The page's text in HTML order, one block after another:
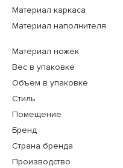
Материал каркаса
Материал наполнителя
Материал ножек
Вес в упаковке
Объем в упаковке
Стиль
Помещение
Бренд
Страна бренда
Производство